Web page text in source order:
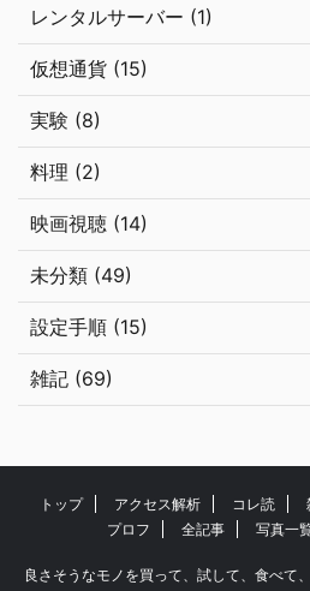
レンタルサーバー (1)
仮想通貨 (15)
実験 (8)
料理 (2)
映画視聴 (14)
未分類 (49)
設定手順 (15)
雑記 (69)
トップ アクセス解析 コレ読
プロフ
全記事 写真一
良さそうなモノを買って、試して、食べて